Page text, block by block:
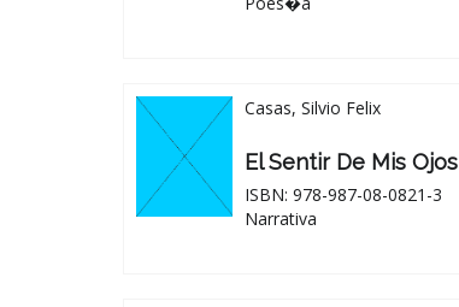
Casas, Silvio Felix
El Sentir De Mis Ojos
ISBN: 978-987-08-0821-3
Narrativa